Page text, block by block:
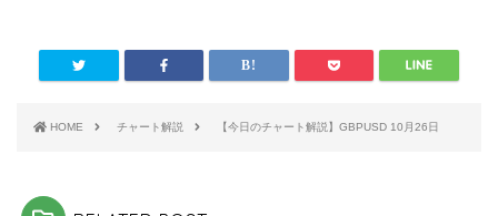
HOME チャート解説 【今日のチャート解説】GBPUSD 10月26日